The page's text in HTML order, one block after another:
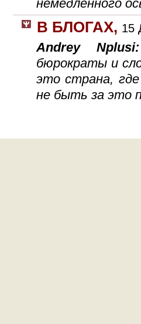
немедленного
В БЛОГАХ, 15
Andrey
бюрократы и
это страна,
не быть за это